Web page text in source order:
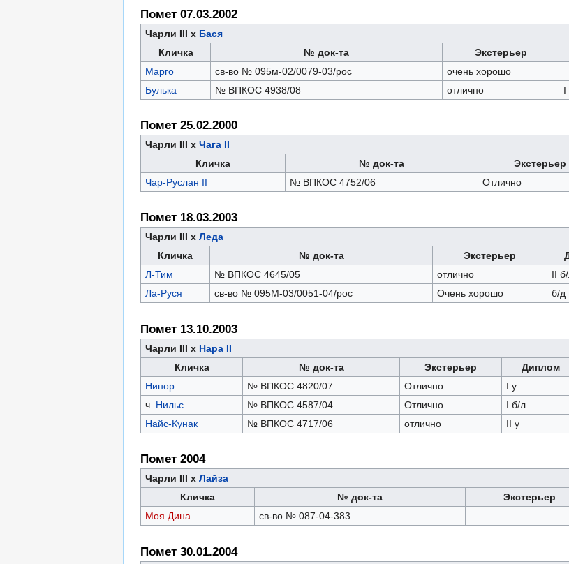
Помет 07.03.2002
Чарли III х Бася
Кличка
№ док-та Экстерьер
Марго
св-во № 095м-02/0079-03/рос очень хорошо
Булька
№ ВПКОС 4938/08 отлично I
Помет 25.02.2000
Чарли III х Чага II
Кличка
№ док-та Экстерьер
Чар-Руслан II
№ ВПКОС 4752/06 Отлично
Помет 18.03.2003
Чарли III х Леда
Кличка
№ док-та Экстерьер
Л-Тим
№ ВПКОС 4645/05 отлично II
Ла-Руся св-во № 095М-03/0051-04/рос Очень хорошо б/д
Помет 13.10.2003
Чарли III х Нара II
Кличка
№ док-та Экстерьер Диплом
Нинор
№ ВПКОС 4820/07 Отлично I у
ч. Нильс № ВПКОС 4587/04 Отлично I б/л
Найс-Кунак
№ ВПКОС 4717/06 отлично II у
Помет 2004
Чарли III х Лайза
Кличка
№ док-та Экстерьер
Моя Дина
св-во № 087-04-383
Помет 30.01.2004